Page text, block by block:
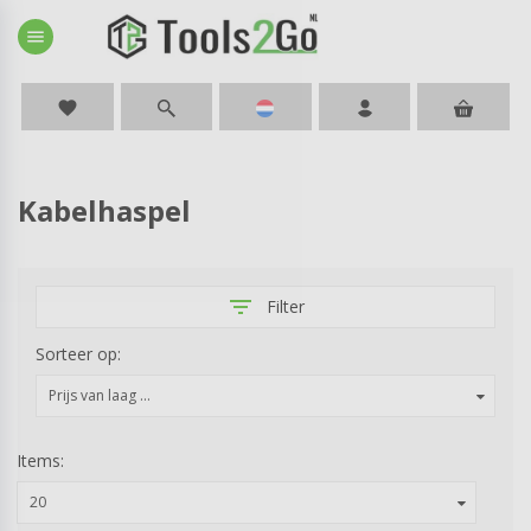
menu
favorite
Kabelhaspel
filter_list Filter
Sorteer op:
Prijs van laag ...
Items:
20